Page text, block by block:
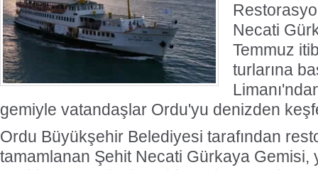
Necati
Temmuz
turlarına
gemiyle vatandaşlar Ordu'yu denizden
Ordu Büyükşehir Belediyesi tarafından
tamamlanan Şehit Necati Gürkaya Gemisi,